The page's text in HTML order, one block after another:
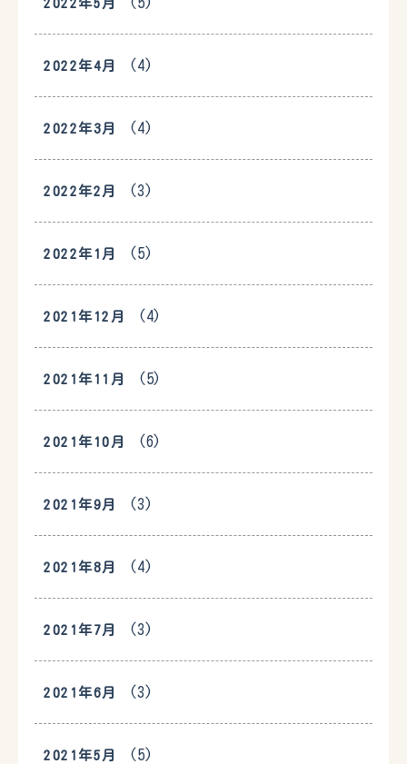
2022年5月
2022年4月 (4)
2022年3月 (4)
2022年2月 (3)
2022年1月 (5)
2021年12月 (4)
2021年11月 (5)
2021年10月 (6)
2021年9月 (3)
2021年8月 (4)
2021年7月 (3)
2021年6月 (3)
2021年5月 (5)